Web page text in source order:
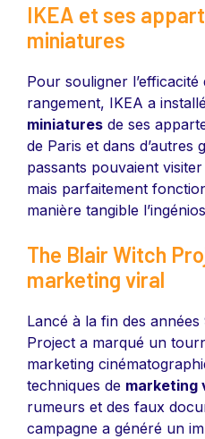
IKEA et ses
miniatures
Pour souligner
rangement, IKEA a
miniatures de ses
de Paris et dans d’autres
passants pouvaient
mais parfaitement
manière tangible
The Blair Witch
marketing viral
Lancé à la fin des
Project a marqué un
marketing
techniques de marketing
rumeurs et des faux
campagne a généré un